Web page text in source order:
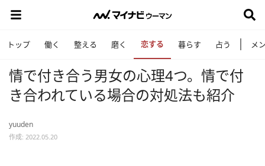
トップ 働く 整える 磨く 恋する 暮らす 占う メ
情で付き合う男女の心理4つ。情で付
き合われている場合の対処法も紹介
yuuden
作成: 2022.05.20